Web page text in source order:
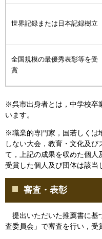
世界記録または日本記録樹立
全国規模の最優秀表彰等を受
賞
※呉市出身者とは，中学校卒
います。
※職業的専門家，国若しくは
しない大会，教育・文化及
て，上記の成果を収めた個人
受賞した個人及び団体は該当
審査・表彰
提出いただいた推薦書に基
査委員会」で審査を行い，受